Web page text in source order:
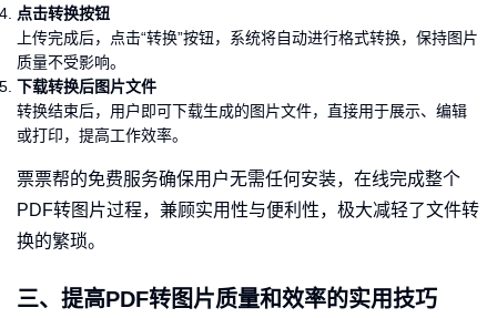
点击转换按钮
上传完成后，点击“转换”按钮，系统将自动进行格式转换，保持图片
质量不受影响。
下载转换后图片文件
转换结束后，用户即可下载生成的图片文件，直接用于展示、编辑
或打印，提高工作效率。
票票帮的免费服务确保用户无需任何安装，在线完成整个
PDF转图片过程，兼顾实用性与便利性，极大减轻了文件转
换的繁琐。
三、提高PDF转图片质量和效率的实用技巧